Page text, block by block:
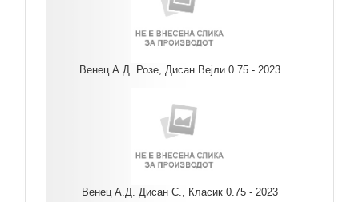
Венец А.Д. Розе, Дисан Вејли 0.75 - 2023
Венец А.Д. Дисан С., Класик 0.75 - 2023